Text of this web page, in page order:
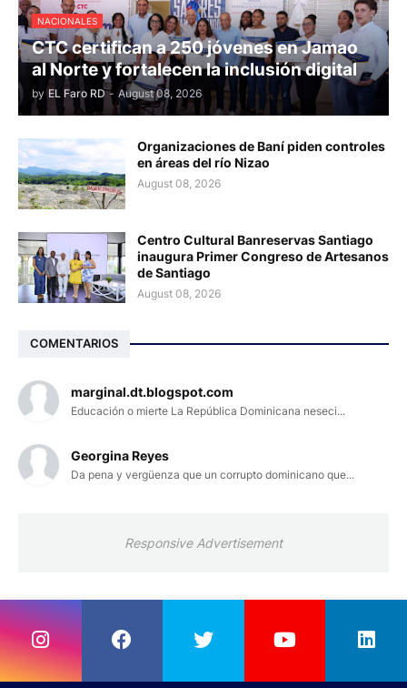
NACIONALES
CTC certifican a 250 jóvenes en Jamao
al Norte y fortalecen la inclusión digital
by EL Faro RD - August 08, 2026
Organizaciones de Baní piden controles
en áreas del río Nizao
August 08, 2026
Centro Cultural Banreservas Santiago
inaugura Primer Congreso de Artesanos
de Santiago
August 08, 2026
COMENTARIOS
marginal.dt.blogspot.com
Educación o mierte La República Dominicana neseci...
Georgina Reyes
Da pena y vergüenza que un corrupto dominicano que...
Responsive Advertisement